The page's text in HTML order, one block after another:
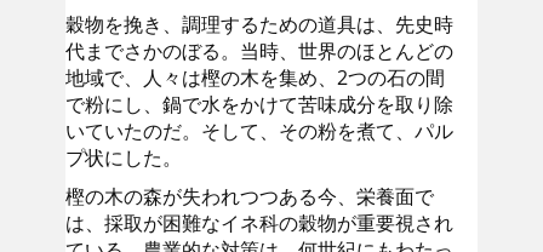
穀物を挽き、調理するための道具は、先史時
代までさかのぼる。当時、世界のほとんどの
地域で、人々は樫の木を集め、2つの石の間
で粉にし、鍋で水をかけて苦味成分を取り除
いていたのだ。そして、その粉を煮て、パル
プ状にした。
樫の木の森が失われつつある今、栄養面で
は、採取が困難なイネ科の穀物が重要視され